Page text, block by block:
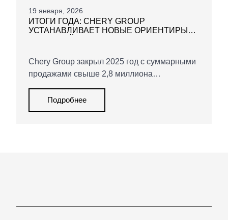
19 января, 2026
ИТОГИ ГОДА: CHERY GROUP
УСТАНАВЛИВАЕТ НОВЫЕ ОРИЕНТИРЫ
Chery Group закрыл 2025 год с суммарными
продажами свыше 2,8 миллиона
Компания обновила исторические
максимумы сразу по четырём
легковых автомобилей.
Подробнее